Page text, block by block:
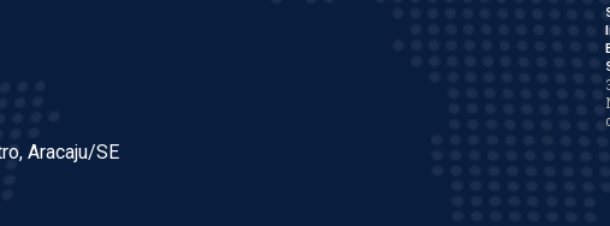
Aracaju/SE